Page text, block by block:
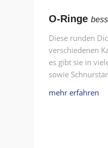
O-Ringe
Diese runden
verschiedenen
es gibt sie in
sowie
mehr erfahren